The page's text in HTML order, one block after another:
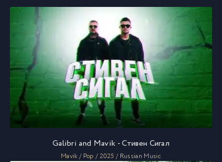
Galibri and Mavik - Стивен Сигал
Mavik / Pop / 2025 / Russian Music